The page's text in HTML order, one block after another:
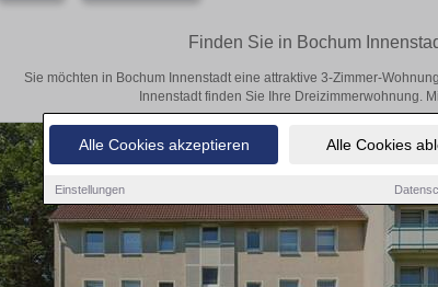
Alle Cookies akzeptieren Alle Cookies
Einstellungen
Finden Sie in Bochum
Sie möchten in Bochum Innenstadt eine attraktive 3-Zimmer-
Innenstadt finden Sie Ihre Dreizimmerwohnung.